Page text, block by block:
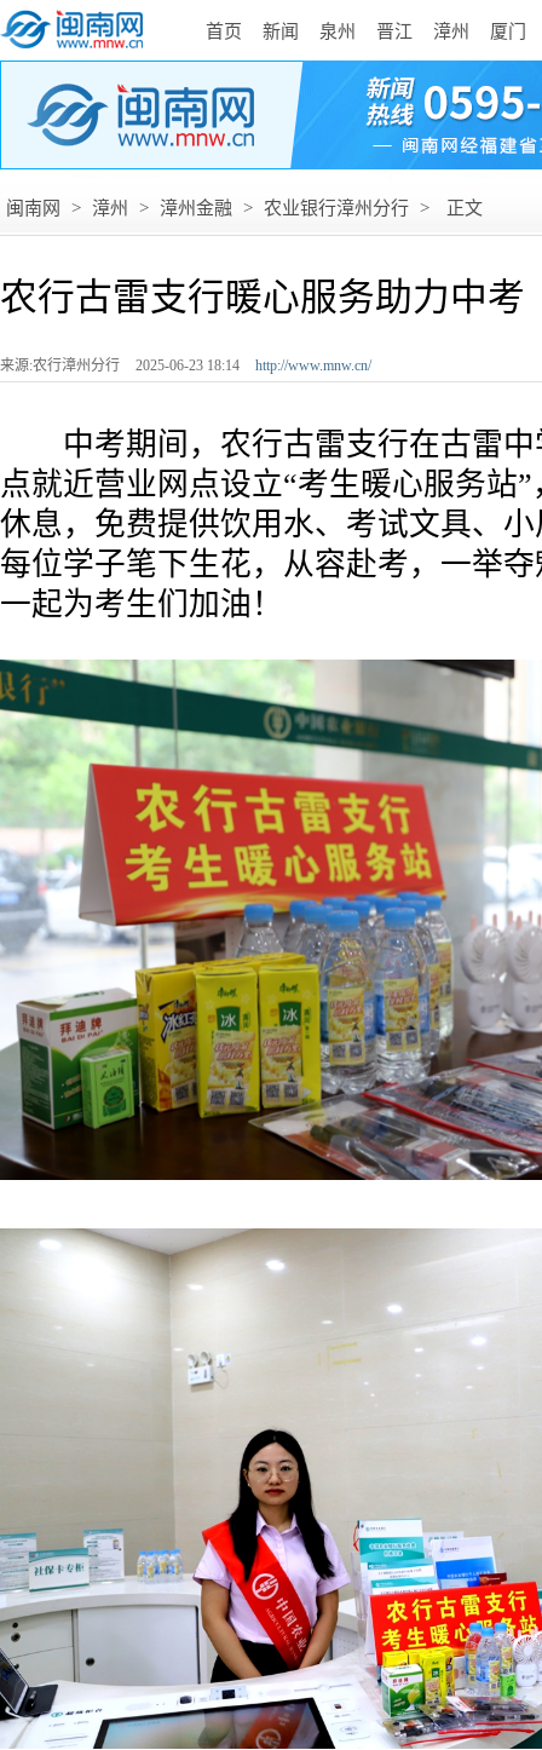
首页 新闻 泉州 晋江 漳州 厦门
闽南网 > 漳州 > 漳州金融 > 农业银行漳州分行 > 正文
农行古雷支行暖心服务助力中考
来源:农行漳州分行 2025-06-23 18:14 http://www.mnw.cn/
中考期间，农行古雷支行在古雷中
点就近营业网点设立“考生暖心服务站
休息，免费提供饮用水、考试文具、
每位学子笔下生花，从容赴考，一举
一起为考生们加油！